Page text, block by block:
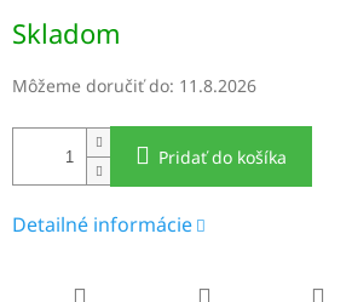
cena:
Skladom
Môžeme doručiť do: 11.8.2026
Pridať do košíka
Detailné informácie